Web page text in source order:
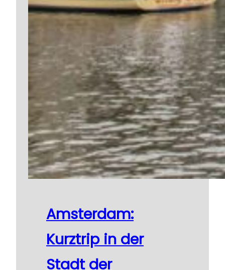
Amsterdam:
Kurztrip in der
Stadt der